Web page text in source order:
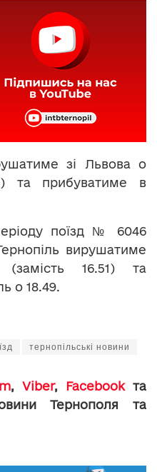
зі Львова о
та прибуватиме в
поїзд № 6046
вирушатиме
16.51) та
о 18.49.
тернопільські новини
, Viber, Facebookта
Тернополя та